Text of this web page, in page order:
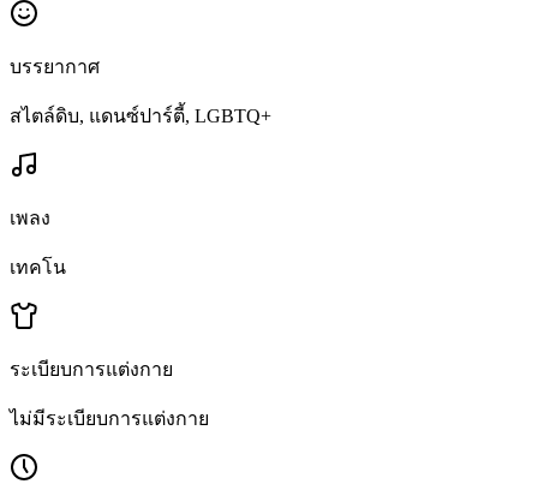
บรรยากาศ
สไตล์ดิบ, แดนซ์ปาร์ตี้, LGBTQ+
เพลง
เทคโน
ระเบียบการแต่งกาย
ไม่มีระเบียบการแต่งกาย